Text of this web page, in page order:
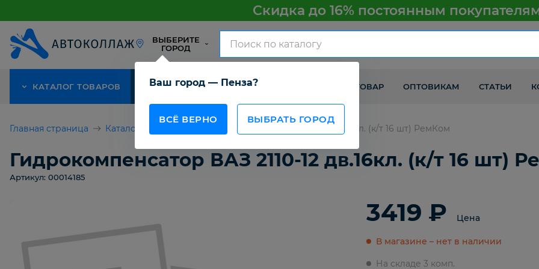
Скидка до 16% постоянным
ВЫБЕРИТЕ
ГОРОД
Ваш город — Пенза?
ВСЁ ВЕРНО ВЫБРАТЬ ГОРОД
КАТАЛОГ ТОВАРОВ АКЦИЯ О КОМПАНИИ КАК ПОЛУЧИТЬ ТОВАР ОПТОВИКАМ СТАТЬИ
Главная страница Каталог товаров Гидрокомпенсатор ВАЗ 2110-12 дв.16кл. (к/т 16 шт) РемКом
Гидрокомпенсатор ВАЗ 2110-12 дв.16кл. (к/т 16 шт)
Артикул: 00014185
3419 ₽ Цена
В магазине – нет в наличии
На складе 3 комп.